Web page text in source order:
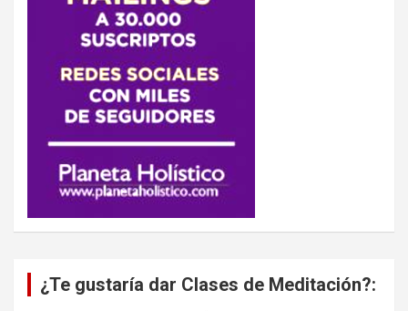
¿Te gustaría dar Clases de Meditación?: